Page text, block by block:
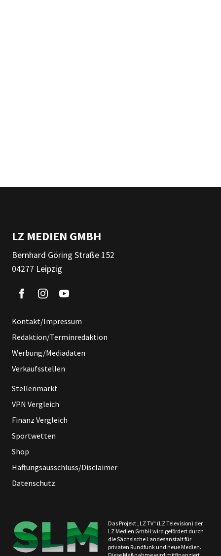
LZ MEDIEN GMBH
Bernhard Göring Straße 152
04277 Leipzig
Kontakt/Impressum
Redaktion/Terminredaktion
Werbung/Mediadaten
Verkaufsstellen
Stellenmarkt
VPN Vergleich
Finanz Vergleich
Sportwetten
Shop
Haftungsausschluss/Disclaimer
Datenschutz
Das Projekt „LZ TV“ (LZ Television) der
LZ Medien GmbH wird gefördert durch
die Sächsische Landesanstalt für
privaten Rundfunk und neue Medien.